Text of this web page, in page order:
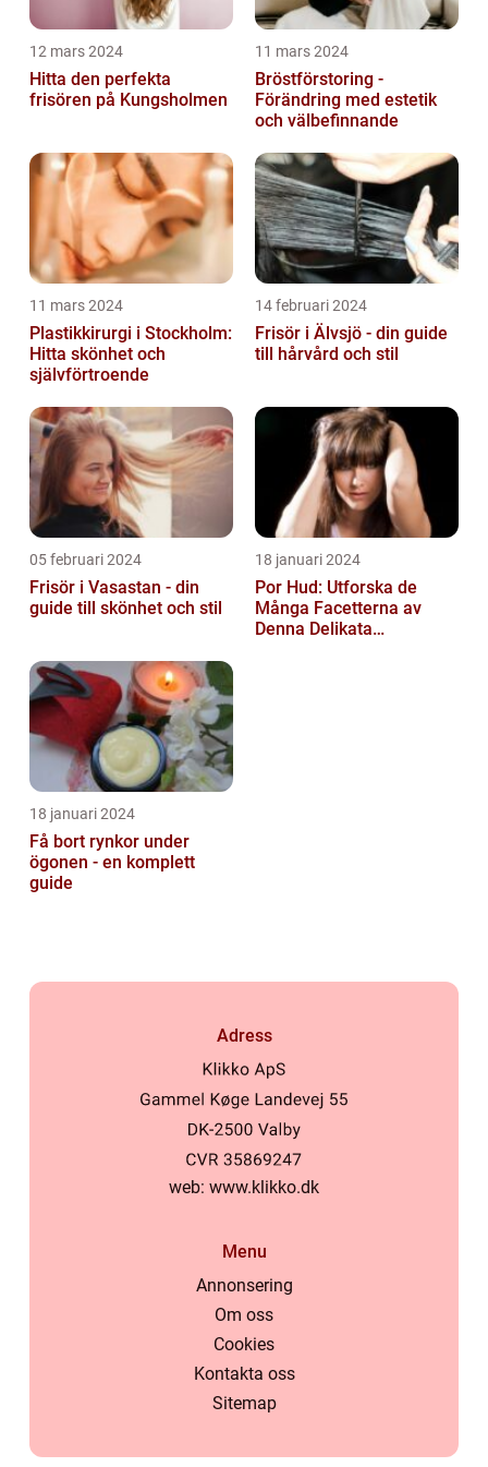
12 mars 2024
Hitta den perfekta
frisören på Kungsholmen
11 mars 2024
Bröstförstoring -
Förändring med estetik
och välbefinnande
11 mars 2024
Plastikkirurgi i Stockholm:
Hitta skönhet och
självförtroende
14 februari 2024
Frisör i Älvsjö - din guide
till hårvård och stil
05 februari 2024
Frisör i Vasastan - din
guide till skönhet och stil
18 januari 2024
Por Hud: Utforska de
Många Facetterna av
Denna Delikata
18 januari 2024
Få bort rynkor under
ögonen - en komplett
guide
Adress
web: www.klikko.dk
Menu
Annonsering
Om oss
Cookies
Kontakta oss
Sitemap